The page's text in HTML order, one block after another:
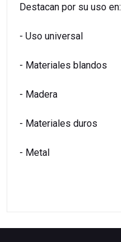
Destacan por su uso en:
- Uso universal
- Materiales blandos
- Madera
- Materiales duros
- Metal